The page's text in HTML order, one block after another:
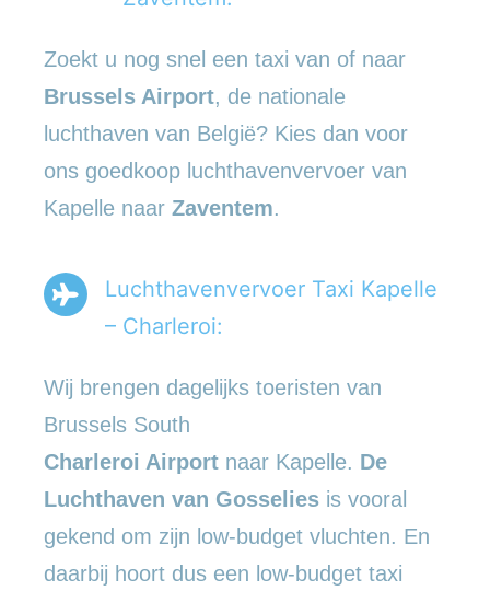
Zoekt u nog snel een taxi van of naar
Brussels Airport, de nationale
luchthaven van België? Kies dan voor
ons goedkoop luchthavenvervoer van
Kapelle naar Zaventem.
Luchthavenvervoer Taxi Kapelle
– Charleroi:
Wij brengen dagelijks toeristen van
Brussels South
Charleroi Airport naar Kapelle. De
Luchthaven van Gosselies is vooral
gekend om zijn low-budget vluchten. En
daarbij hoort dus een low-budget taxi